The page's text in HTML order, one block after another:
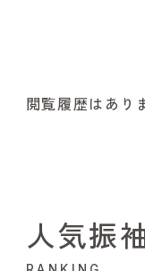
閲覧履歴はあり
人気振